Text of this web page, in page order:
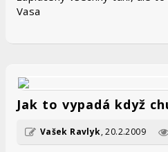
Vasa
Jak to vypadá když
Vašek Ravlyk,20.2.2009